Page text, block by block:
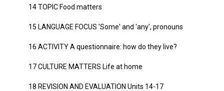
14 TOPIC Food matters
15 LANGUAGE FOCUS 'Some' and 'any', pronouns
16 ACTIVITY A questionnaire: how do they live?
17 CULTURE MATTERS Life at home
18 REVISION AND EVALUATION Units 14-17